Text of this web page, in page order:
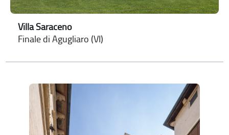
Villa Saraceno
Finale di Agugliaro (VI)